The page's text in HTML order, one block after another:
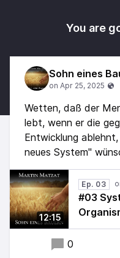
You are
Sohn eines
Wetten, daß der
lebt, wenn er die
Entwicklung
neues System"
12:15
Ep. 03
#03
0